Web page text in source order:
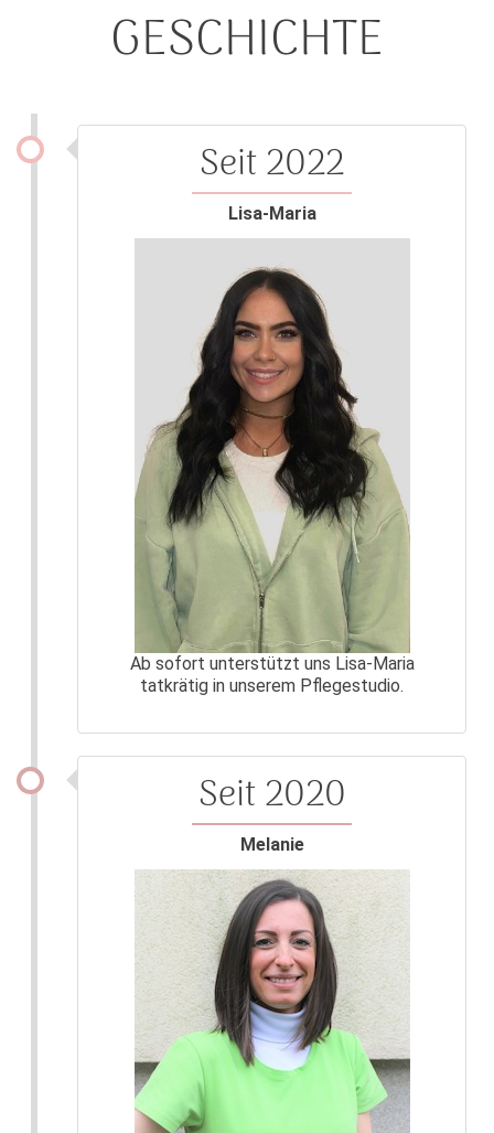
GESCHICHTE
Seit 2022
Lisa-Maria
Ab sofort unterstützt uns Lisa-Maria
tatkrätig in unserem Pflegestudio.
Seit 2020
Melanie